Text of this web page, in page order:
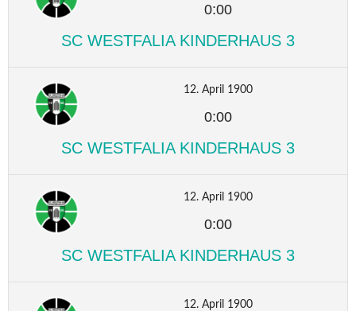
0:00
SC WESTFALIA KINDERHAUS 3
12. April 1900
0:00
SC WESTFALIA KINDERHAUS 3
12. April 1900
0:00
SC WESTFALIA KINDERHAUS 3
12. April 1900